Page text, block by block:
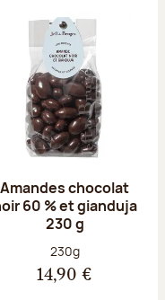
Amandes chocolat
60 % et gianduja
230 g
Poids net :
230g
14,90 €